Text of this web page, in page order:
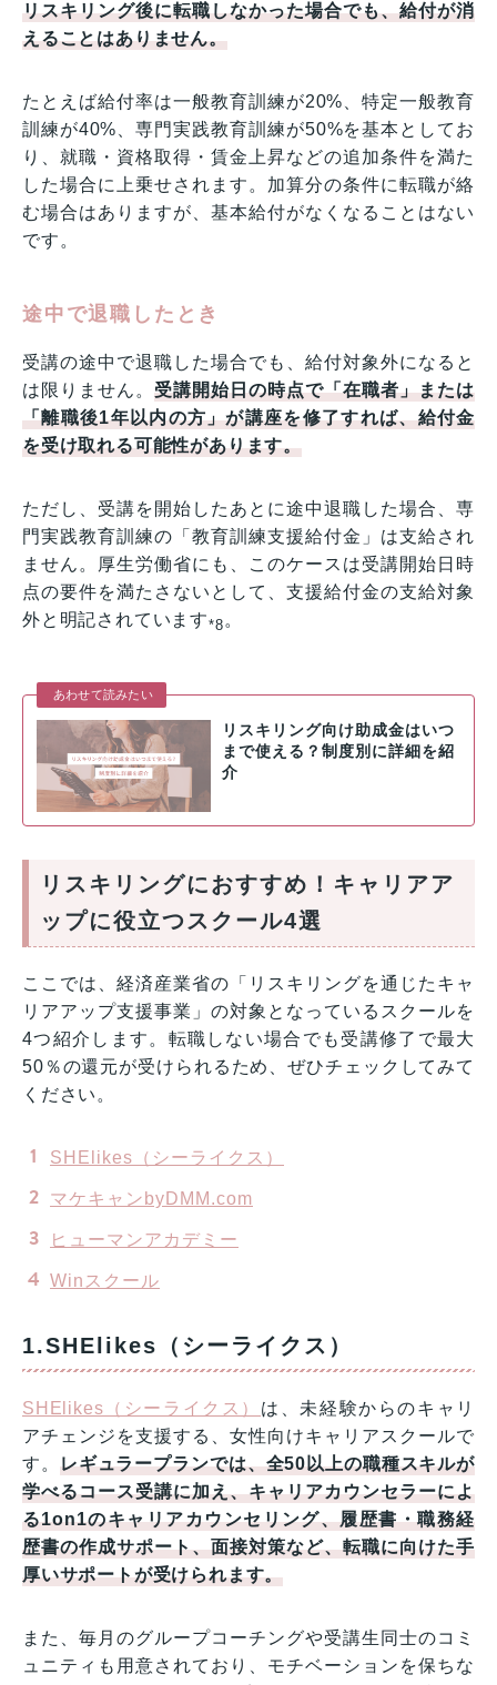
リスキリング後に転職しなかった場合でも、給付が消
えることはありません。
たとえば給付率は一般教育訓練が20%、特定一般教育
訓練が40%、専門実践教育訓練が50%を基本としてお
り、就職・資格取得・賃金上昇などの追加条件を満た
した場合に上乗せされます。加算分の条件に転職が絡
む場合はありますが、基本給付がなくなることはない
です。
途中で退職したとき
受講の途中で退職した場合でも、給付対象外になると
は限りません。受講開始日の時点で「在職者」または
「離職後1年以内の方」が講座を修了すれば、給付金
を受け取れる可能性があります。
ただし、受講を開始したあとに途中退職した場合、専
門実践教育訓練の「教育訓練支援給付金」は支給され
ません。厚生労働省にも、このケースは受講開始日時
点の要件を満たさないとして、支援給付金の支給対象
外と明記されています*8 。
あわせて読みたい
リスキリング向け助成金はいつ
まで使える？制度別に詳細を紹
介
リスキリングにおすすめ！キャリアア
ップに役立つスクール4選
ここでは、経済産業省の「リスキリングを通じたキャ
リアアップ支援事業」の対象となっているスクールを
4つ紹介します。転職しない場合でも受講修了で最大
50％の還元が受けられるため、ぜひチェックしてみて
ください。
SHElikes（シーライクス）
マケキャンbyDMM.com
ヒューマンアカデミー
Winスクール
1.SHElikes（シーライクス）
SHElikes（シーライクス） は、未経験からのキャリ
アチェンジを支援する、女性向けキャリアスクールで
す。 レギュラープランでは、全50以上の職種スキルが
学べるコース受講に加え、キャリアカウンセラーによ
る1on1のキャリアカウンセリング、履歴書・職務経
歴書の作成サポート、面接対策など、転職に向けた手
厚いサポートが受けられます。
また、毎月のグループコーチングや受講生同士のコミ
ュニティも用意されており、モチベーションを保ちな